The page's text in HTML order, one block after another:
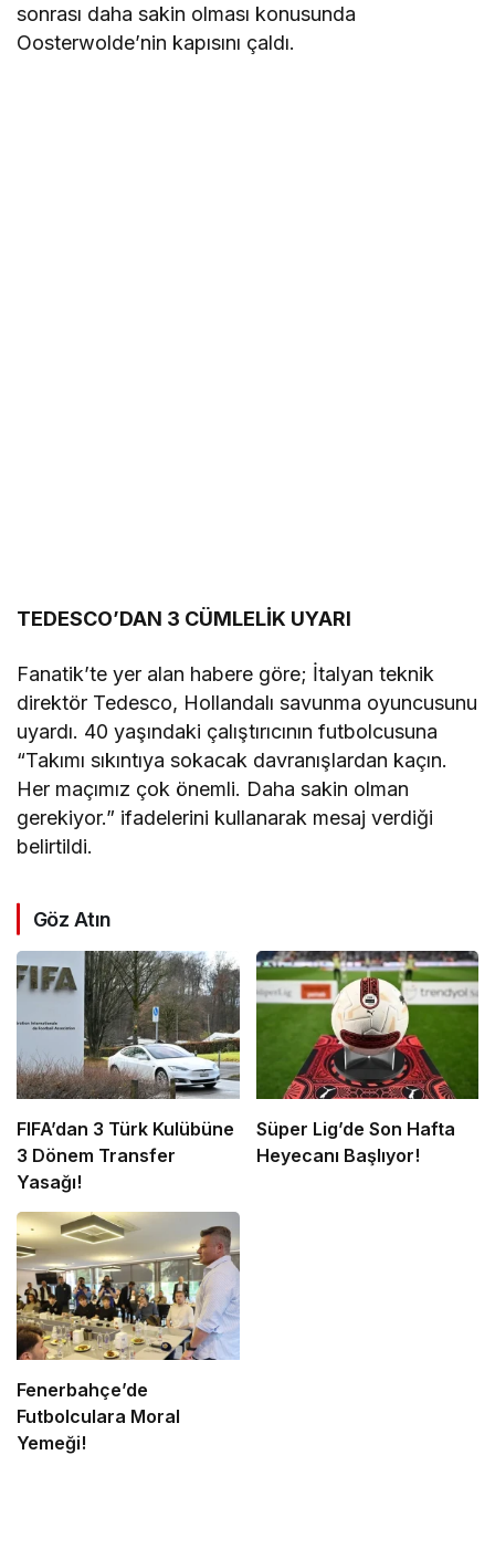
sonrası daha sakin olması konusunda
Oosterwolde’nin kapısını çaldı.
TEDESCO’DAN 3 CÜMLELİK UYARI
Fanatik’te yer alan habere göre; İtalyan teknik
direktör Tedesco, Hollandalı savunma oyuncusunu
uyardı. 40 yaşındaki çalıştırıcının futbolcusuna
“Takımı sıkıntıya sokacak davranışlardan kaçın.
Her maçımız çok önemli. Daha sakin olman
gerekiyor.” ifadelerini kullanarak mesaj verdiği
belirtildi.
Göz Atın
FIFA’dan 3 Türk Kulübüne
3 Dönem Transfer
Yasağı!
Süper Lig’de Son Hafta
Heyecanı Başlıyor!
Fenerbahçe’de
Futbolculara Moral
Yemeği!